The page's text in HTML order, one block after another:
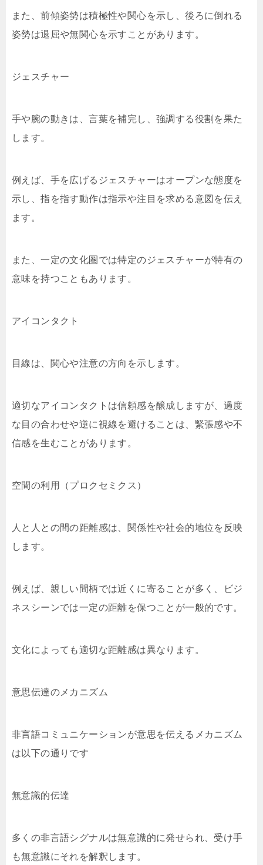
また、前傾姿勢は積極性や関心を示し、後ろに倒れる
姿勢は退屈や無関心を示すことがあります。
ジェスチャー
手や腕の動きは、言葉を補完し、強調する役割を果た
します。
例えば、手を広げるジェスチャーはオープンな態度を
示し、指を指す動作は指示や注目を求める意図を伝え
ます。
また、一定の文化圏では特定のジェスチャーが特有の
意味を持つこともあります。
アイコンタクト
目線は、関心や注意の方向を示します。
適切なアイコンタクトは信頼感を醸成しますが、過度
な目の合わせや逆に視線を避けることは、緊張感や不
信感を生むことがあります。
空間の利用（プロクセミクス）
人と人との間の距離感は、関係性や社会的地位を反映
します。
例えば、親しい間柄では近くに寄ることが多く、ビジ
ネスシーンでは一定の距離を保つことが一般的です。
文化によっても適切な距離感は異なります。
意思伝達のメカニズム
非言語コミュニケーションが意思を伝えるメカニズム
は以下の通りです
無意識的伝達
多くの非言語シグナルは無意識的に発せられ、受け手
も無意識にそれを解釈します。